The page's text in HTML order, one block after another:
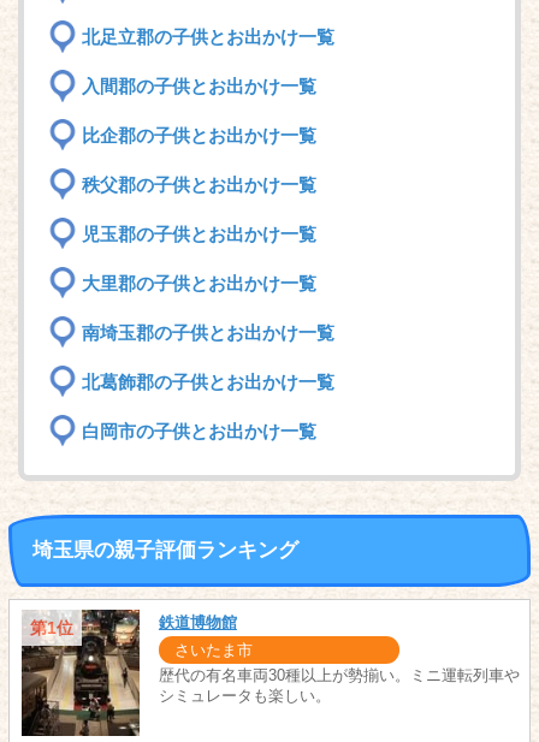
北足立郡の子供とお出かけ一覧
入間郡の子供とお出かけ一覧
比企郡の子供とお出かけ一覧
秩父郡の子供とお出かけ一覧
児玉郡の子供とお出かけ一覧
大里郡の子供とお出かけ一覧
南埼玉郡の子供とお出かけ一覧
北葛飾郡の子供とお出かけ一覧
白岡市の子供とお出かけ一覧
埼玉県の親子評価ランキング
第1位 鉄道博物館
さいたま市
歴代の有名車両30種以上が勢揃い。ミニ運転列車や
シミュレータも楽しい。